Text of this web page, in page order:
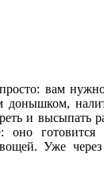
вам
донышком,
и высыпать
оно готовится
Уже через